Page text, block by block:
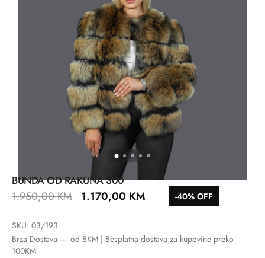
BUNDA OD RAKUNA 300
1.950,00KM 1.170,00 KM -40% OFF
SKU: 03/193
Brza Dostava – od 8KM | Besplatna dostava za kupovine preko
100KM